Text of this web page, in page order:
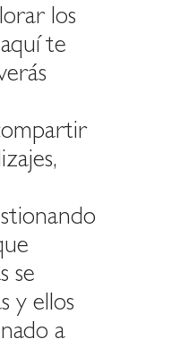
los
te
se
y ellos
a